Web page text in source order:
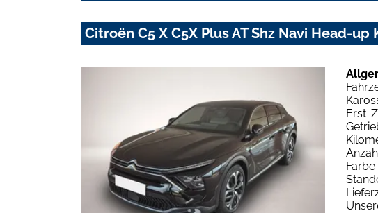
Citroën C5 X C5X Plus AT Shz Navi Head-up
Erst-
Farbe